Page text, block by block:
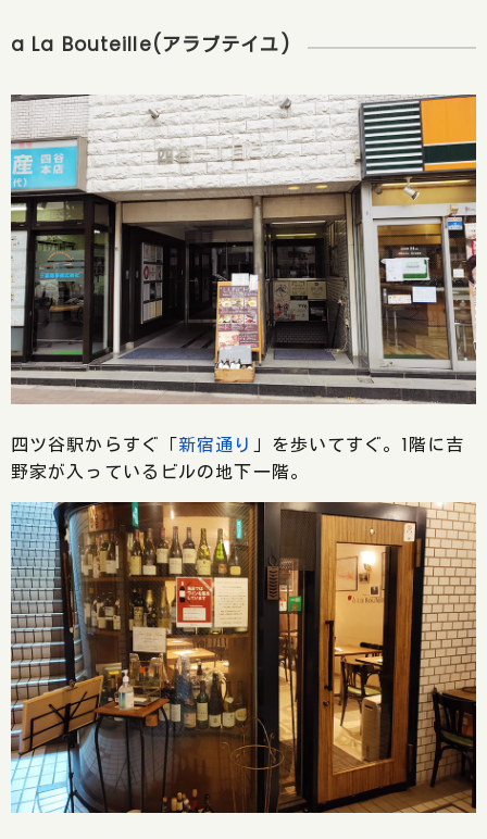
a La Bouteille(アラブテイユ)
四ツ谷駅からすぐ「新宿通り 」を歩いてすぐ。1階に吉
野家が入っているビルの地下一階。